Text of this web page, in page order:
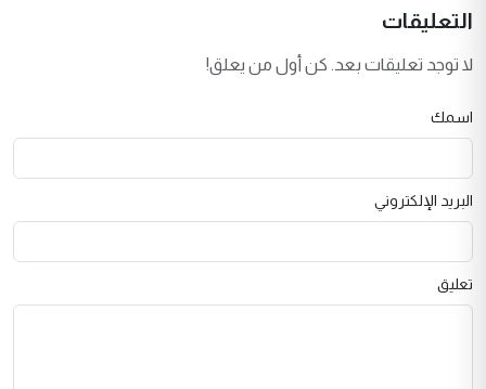
التعليقات
لا توجد تعليقات بعد. كن أول من يعلق!
اسمك
البريد الإلكتروني
تعليق